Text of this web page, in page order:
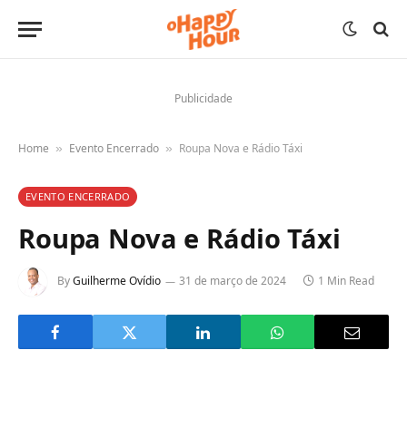
Publicidade
Home » Evento Encerrado » Roupa Nova e Rádio Táxi
EVENTO ENCERRADO
Roupa Nova e Rádio Táxi
ByGuilherme Ovídio 31 de março de 2024 1 Min Read